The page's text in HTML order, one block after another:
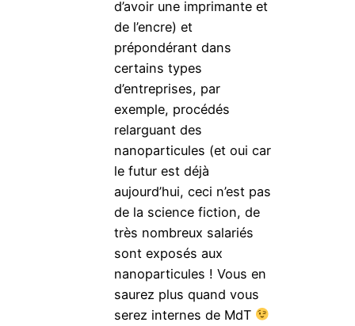
d’avoir une imprimante et
de l’encre) et
prépondérant dans
certains types
d’entreprises, par
exemple, procédés
relarguant des
nanoparticules (et oui car
le futur est déjà
aujourd’hui, ceci n’est pas
de la science fiction, de
très nombreux salariés
sont exposés aux
nanoparticules ! Vous en
saurez plus quand vous
serez internes de MdT